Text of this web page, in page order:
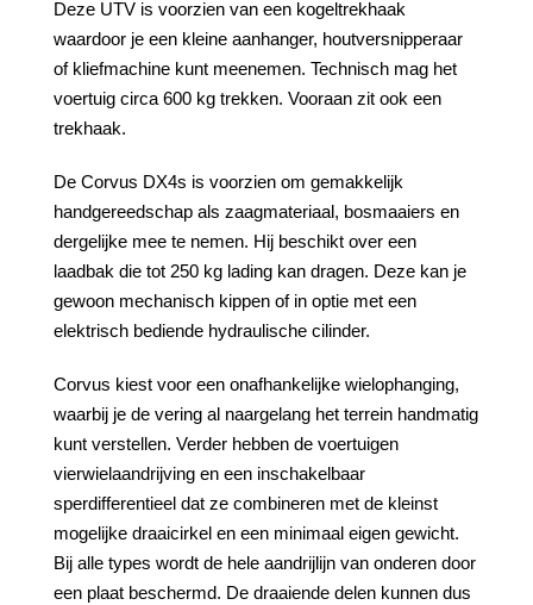
Deze UTV is voorzien van een kogeltrekhaak
waardoor je een kleine aanhanger, houtversnipperaar
of kliefmachine kunt meenemen. Technisch mag het
voertuig circa 600 kg trekken. Vooraan zit ook een
trekhaak.
De Corvus DX4s is voorzien om gemakkelijk
handgereedschap als zaagmateriaal, bosmaaiers en
dergelijke mee te nemen. Hij beschikt over een
laadbak die tot 250 kg lading kan dragen. Deze kan je
gewoon mechanisch kippen of in optie met een
elektrisch bediende hydraulische cilinder.
Corvus kiest voor een onafhankelijke wielophanging,
waarbij je de vering al naargelang het terrein handmatig
kunt verstellen. Verder hebben de voertuigen
vierwielaandrijving en een inschakelbaar
sperdifferentieel dat ze combineren met de kleinst
mogelijke draaicirkel en een minimaal eigen gewicht.
Bij alle types wordt de hele aandrijlijn van onderen door
een plaat beschermd. De draaiende delen kunnen dus